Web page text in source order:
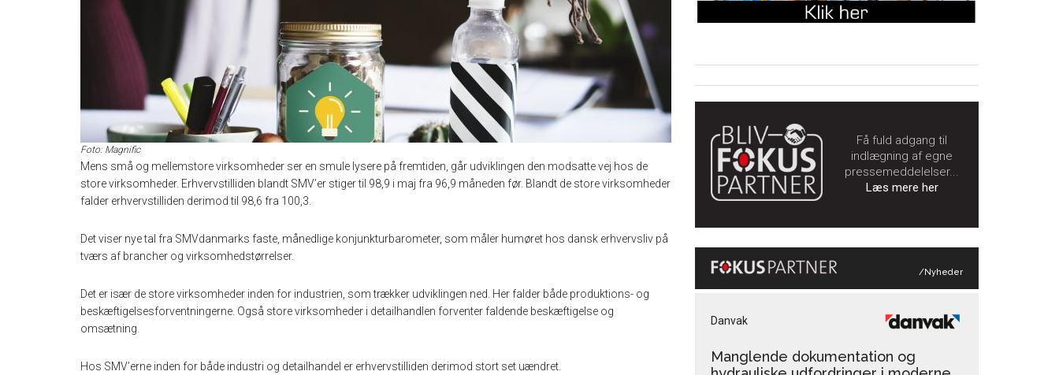
Foto: Magnific
Mens små og mellemstore virksomheder ser en smule lysere på fremtiden, går udviklingen den modsatte vej hos de
store virksomheder. Erhvervstilliden blandt SMV’er stiger til 98,9 i maj fra 96,9 måneden før. Blandt de store virksomheder
falder erhvervstilliden derimod til 98,6 fra 100,3.
Det viser nye tal fra SMVdanmarks faste, månedlige konjunkturbarometer, som måler humøret hos dansk erhvervsliv på
tværs af brancher og virksomhedstørrelser.
Det er især de store virksomheder inden for industrien, som trækker udviklingen ned. Her falder både produktions- og
beskæftigelsesforventningerne. Også store virksomheder i detailhandlen forventer faldende beskæftigelse og
omsætning.
Hos SMV’erne inden for både industri og detailhandel er erhvervstilliden derimod stort set uændret.
Få fuld adgang til
indlægning af egne
pressemeddelelser...
Læs mere her
/Nyheder
Danvak
Manglende dokumentation og